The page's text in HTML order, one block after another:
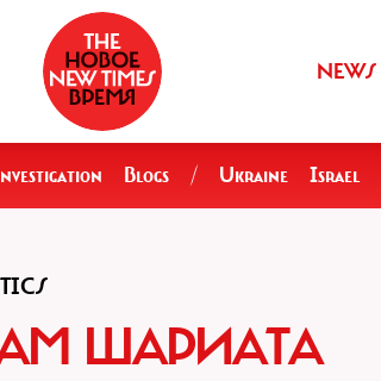
NEWS
Blogs / Ukraine Israel
ШАРИАТА